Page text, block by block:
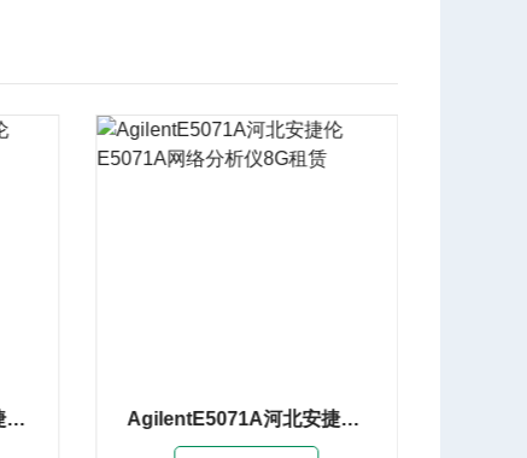
AgilentE5071A河北安捷伦E5071A网络分析仪8G租赁 Keysight E5063A湖北是德E5063A网络分析仪